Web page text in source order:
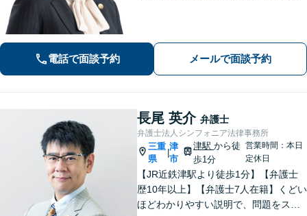
改善・解決を目指します
電話で面談予約 メールで面談予約
長尾 英介 弁護士
弁護士法人シンフォニア法律事務所
三重
県
|
津
市
津駅から徒
歩1分
営業時間：本日
定休日
【JR近鉄津駅より徒歩1分】【弁護士
歴10年以上】【弁護士7人在籍】くどい
ほどわかりやすい説明で、問題をスム